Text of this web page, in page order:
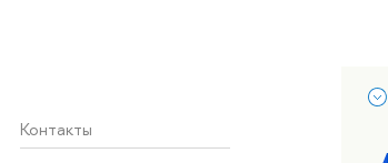
Контакты